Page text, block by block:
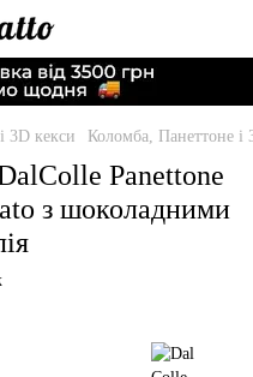
3D кекси Коломба, Панеттоне і
Panettone
з шоколадними